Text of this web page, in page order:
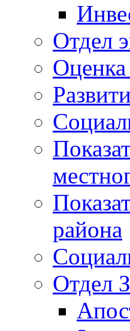
Отдел
Оценка
района
Отдел